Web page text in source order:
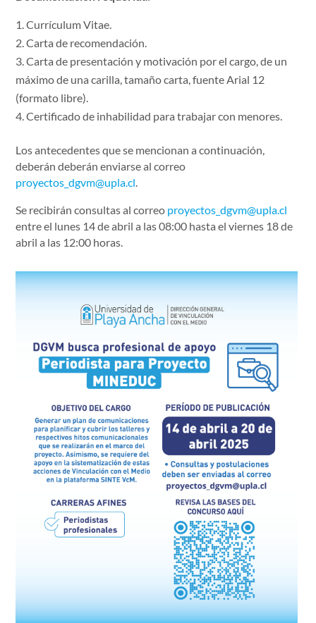
Currículum Vitae.
Carta de recomendación.
Carta de presentación y motivación por el cargo, de un
máximo de una carilla, tamaño carta, fuente Arial 12
(formato libre).
Certificado de inhabilidad para trabajar con menores.
Los antecedentes que se mencionan a continuación,
deberán deberán enviarse al correo
proyectos_dgvm@upla.cl
Se recibirán consultas al correo proyectos_dgvm@upla.cl
entre el lunes 14 de abril a las 08:00 hasta el viernes 18 de
abril a las 12:00 horas.